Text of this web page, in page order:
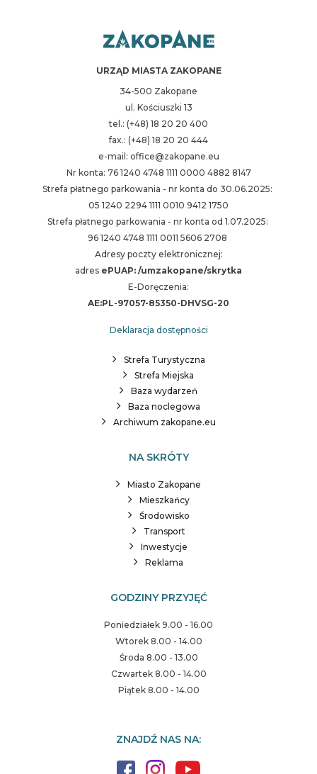
URZĄD MIASTA ZAKOPANE
34-500 Zakopane
ul. Kościuszki 13
tel.: (+48) 18 20 20 400
fax.: (+48) 18 20 20 444
e-mail: office@zakopane.eu
Nr konta: 76 1240 4748 1111 0000 4882 8147
Strefa płatnego parkowania - nr konta do 30.06.2025:
05 1240 2294 1111 0010 9412 1750
Strefa płatnego parkowania - nr konta od 1.07.2025:
96 1240 4748 1111 0011 5606 2708
Adresy poczty elektronicznej:
adres ePUAP: /umzakopane/skrytka
E-Doręczenia:
AE:PL-97057-85350-DHVSG-20
Deklaracja dostępności
Strefa Turystyczna
Strefa Miejska
Baza wydarzeń
Baza noclegowa
Archiwum zakopane.eu
NA SKRÓTY
Miasto Zakopane
Mieszkańcy
Środowisko
Transport
Inwestycje
Reklama
GODZINY PRZYJĘĆ
Poniedziałek 9.00 - 16.00
Wtorek 8.00 - 14.00
Środa 8.00 - 13.00
Czwartek 8.00 - 14.00
Piątek 8.00 - 14.00
ZNAJDŹ NAS NA: